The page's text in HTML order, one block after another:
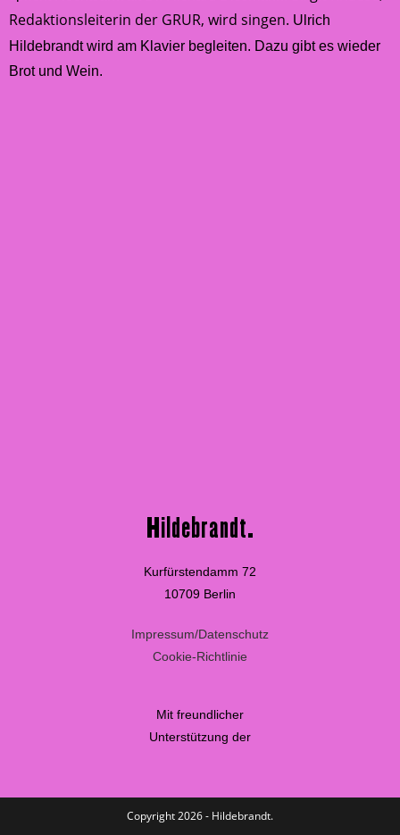
Redaktionsleiterin der GRUR, wird singen. Ulrich
Hildebrandt wird am Klavier begleiten. Dazu gibt es wieder
Brot und Wein.
Hildebrandt.
Kurfürstendamm 72
10709 Berlin
Impressum/Datenschutz
Cookie-Richtlinie
Mit freundlicher
Unterstützung der
Copyright 2026 - Hildebrandt.